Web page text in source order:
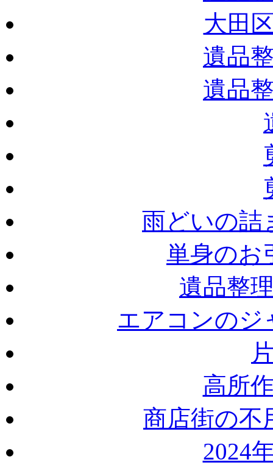
大田
遺品
遺品
雨どいの詰
単身のお
遺品整
エアコンのジ
高所
商店街の不
2024